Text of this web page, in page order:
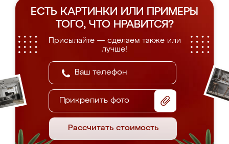
ЕСТЬ КАРТИНКИ ИЛИ ПРИМЕРЫ
ТОГО, ЧТО НРАВИТСЯ?
Присылайте — сделаем также или
лучше!
Прикрепить фото
Рассчитать стоимость